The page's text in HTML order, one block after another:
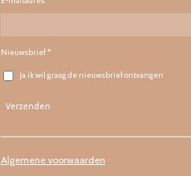
Nieuwsbrief *
Ja ik wil graag de nieuwsbrief ontvangen
Verzenden
Algemene voorwaarden